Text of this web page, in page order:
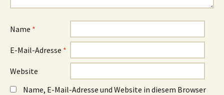
Name *
E-Mail-Adresse *
Website
Name, E-Mail-Adresse und Website in diesem Browser